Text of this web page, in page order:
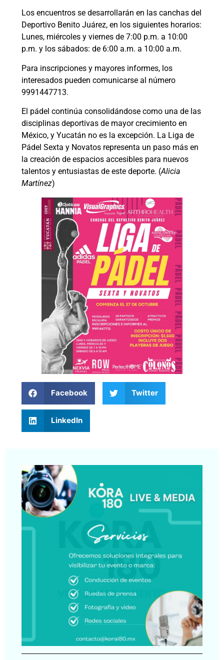
Los encuentros se desarrollarán en las canchas del
Deportivo Benito Juárez, en los siguientes horarios:
Lunes, miércoles y viernes de 7:00 p.m. a 10:00
p.m. y los sábados: de 6:00 a.m. a 10:00 a.m.
Para inscripciones y mayores informes, los
interesados pueden comunicarse al número
9991447713.
El pádel continúa consolidándose como una de las
disciplinas deportivas de mayor crecimiento en
México, y Yucatán no es la excepción. La Liga de
Pádel Sexta y Novatos representa un paso más en
la creación de espacios accesibles para nuevos
talentos y entusiastas de este deporte. (Alicia
Martínez)
Facebook Twitter
LinkedIn